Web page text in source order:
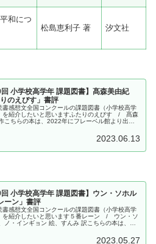
和につ
松島恵利子 著 汐文社
回 小学校高学年 課題図書】髙森美由紀
りのえびす」書評
書感想文全国コンクールの課題図書（小学校高学
を紹介したいと思いますふたりのえびす / 髙森
こちらの本は、2022年にフレーベル館より出版
2023.06.13
回 小学校高学年 課題図書】ウン・ソホル
ーン」書評
書感想文全国コンクールの課題図書（小学校高学
を紹介したいと思います５番レーン / ウン・ソ
ノ・インギョン 絵、すんみ 訳こちらの本は、
2023.05.27